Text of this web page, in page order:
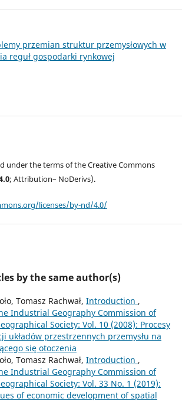
przemian struktur przemysłowych w
reguł gospodarki rynkowej
under the terms of the Creative Commons
; Attribution– NoDerivs).
licenses/by-nd/4.0/
by the same author(s)
Tomasz Rachwał, Introduction ,
Industrial Geography Commission of
Society: Vol. 10 (2008): Procesy
układów przestrzennych przemysłu na
się otoczenia
Tomasz Rachwał, Introduction ,
Industrial Geography Commission of
Society: Vol. 33 No. 1 (2019):
of economic development of spatial